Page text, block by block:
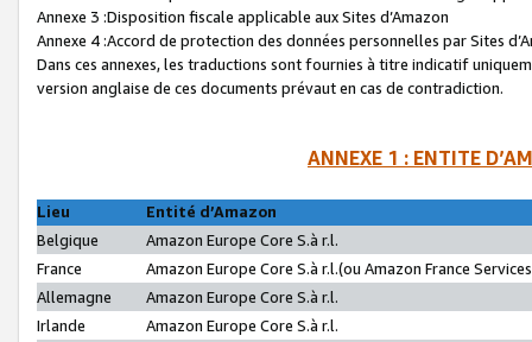
Annexe 3 :Disposition fiscale applicable aux Sites d’Amazon
Annexe 4 :Accord de protection des données personnelles par Sites
Dans ces annexes, les traductions sont fournies à titre indicatif
version anglaise de ces documents prévaut en cas de contradiction.
ANNEXE 1 : ENTITE
Lieu
Entité d’Amazon
Belgique
Amazon Europe Core S.à r.l.
France
Amazon Europe Core S.à r.l.(ou Amazon France
Allemagne
Amazon Europe Core S.à r.l.
Irlande
Amazon Europe Core S.à r.l.